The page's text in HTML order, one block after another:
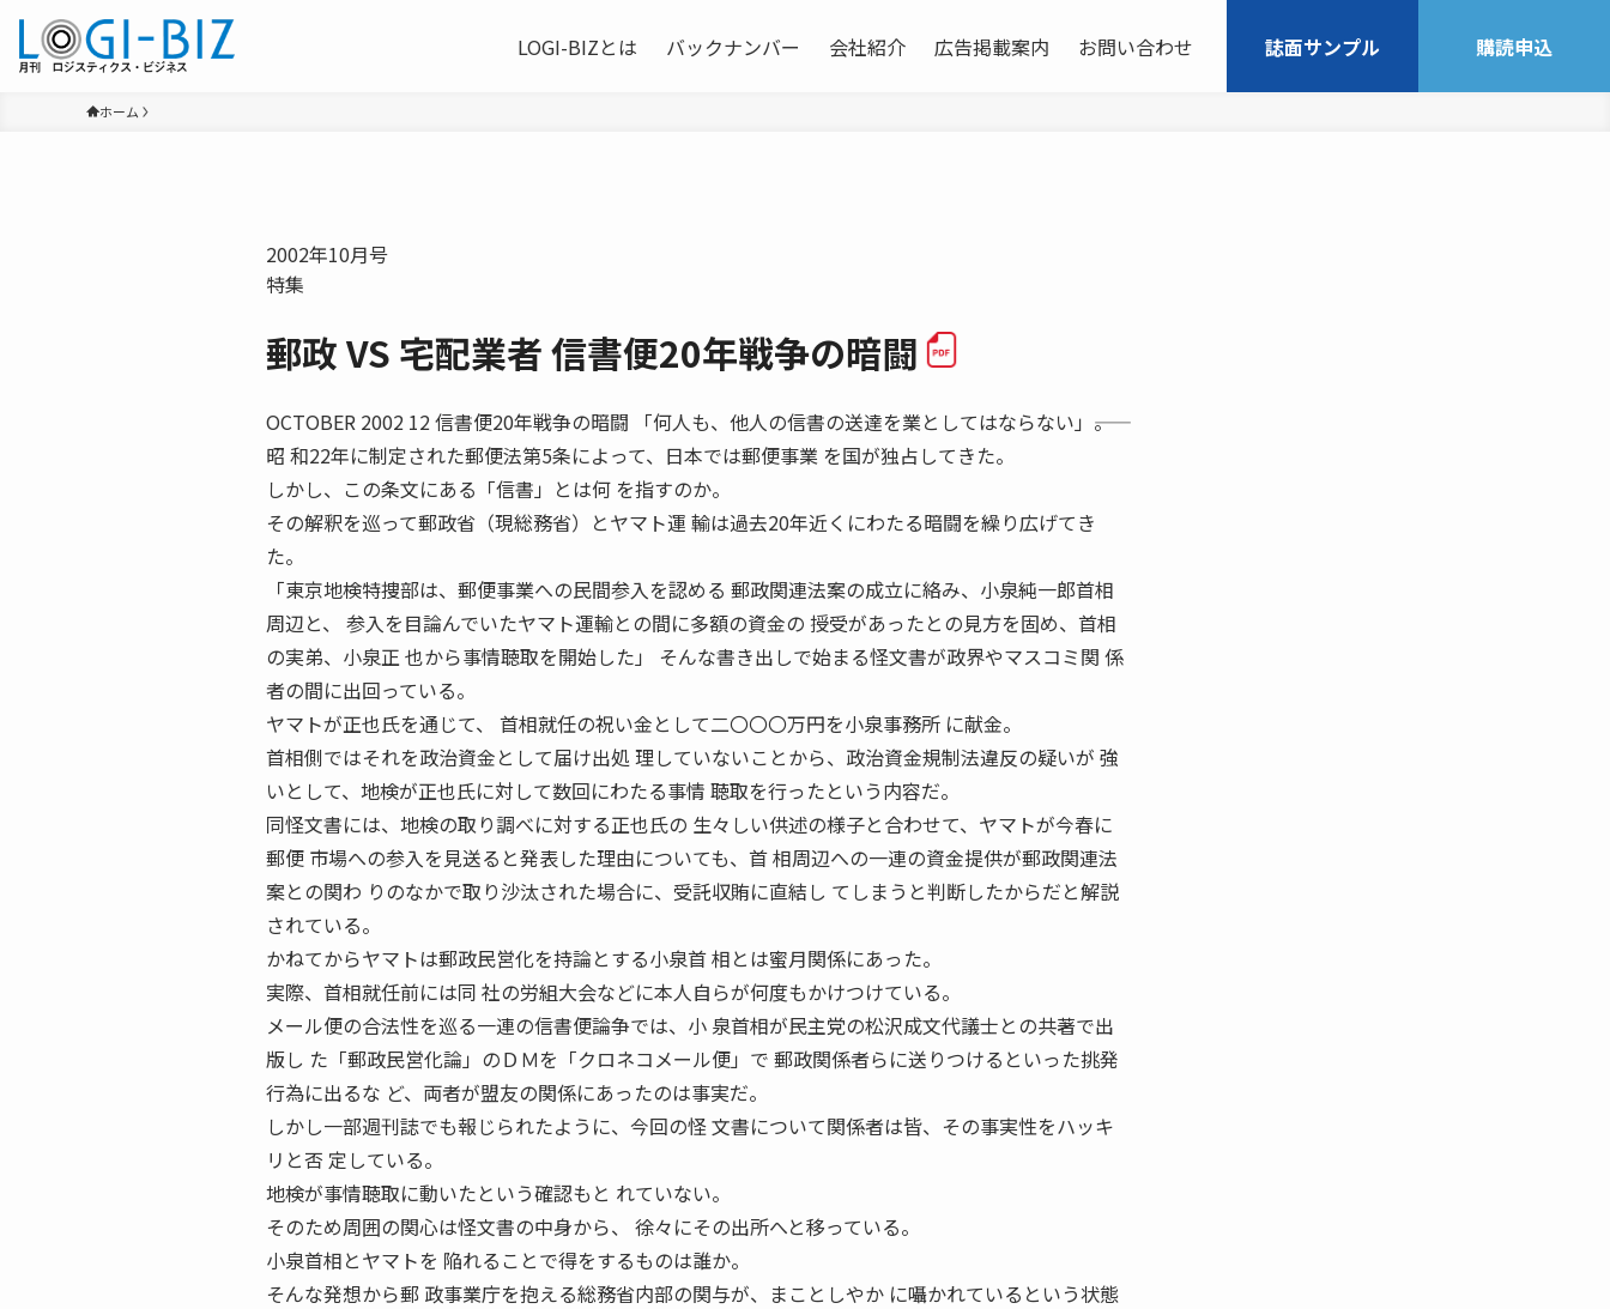
LOGI-BIZとは バックナンバー 会社紹介 広告掲載案内 お問い合わせ 誌面サンプル 購読申込
ホーム
2002年10月号
特集
郵政 VS 宅配業者 信書便20年戦争の暗闘
OCTOBER 2002 12 信書便20年戦争の暗闘 「何人も、他人の信書の送達を業としてはならない」――。
昭 和22年に制定された郵便法第5条によって、日本では郵便事業 を国が独占してきた。
しかし、この条文にある「信書」とは何 を指すのか。
その解釈を巡って郵政省（現総務省）とヤマト運 輸は過去20年近くにわたる暗闘を繰り広げてき
た。
「東京地検特捜部は、郵便事業への民間参入を認める 郵政関連法案の成立に絡み、小泉純一郎首相
周辺と、 参入を目論んでいたヤマト運輸との間に多額の資金の 授受があったとの見方を固め、首相
の実弟、小泉正 也から事情聴取を開始した」 そんな書き出しで始まる怪文書が政界やマスコミ関 係
者の間に出回っている。
ヤマトが正也氏を通じて、 首相就任の祝い金として二〇〇〇万円を小泉事務所 に献金。
首相側ではそれを政治資金として届け出処 理していないことから、政治資金規制法違反の疑いが 強
いとして、地検が正也氏に対して数回にわたる事情 聴取を行ったという内容だ。
同怪文書には、地検の取り調べに対する正也氏の 生々しい供述の様子と合わせて、ヤマトが今春に
郵便 市場への参入を見送ると発表した理由についても、首 相周辺への一連の資金提供が郵政関連法
案との関わ りのなかで取り沙汰された場合に、受託収賄に直結し てしまうと判断したからだと解説
されている。
かねてからヤマトは郵政民営化を持論とする小泉首 相とは蜜月関係にあった。
実際、首相就任前には同 社の労組大会などに本人自らが何度もかけつけている。
メール便の合法性を巡る一連の信書便論争では、小 泉首相が民主党の松沢成文代議士との共著で出
版し た「郵政民営化論」のＤＭを「クロネコメール便」で 郵政関係者らに送りつけるといった挑発
行為に出るな ど、両者が盟友の関係にあったのは事実だ。
しかし一部週刊誌でも報じられたように、今回の怪 文書について関係者は皆、その事実性をハッキ
リと否 定している。
地検が事情聴取に動いたという確認もと れていない。
そのため周囲の関心は怪文書の中身から、 徐々にその出所へと移っている。
小泉首相とヤマトを 陥れることで得をするものは誰か。
そんな発想から郵 政事業庁を抱える総務省内部の関与が、まことしやか に囁かれているという状態